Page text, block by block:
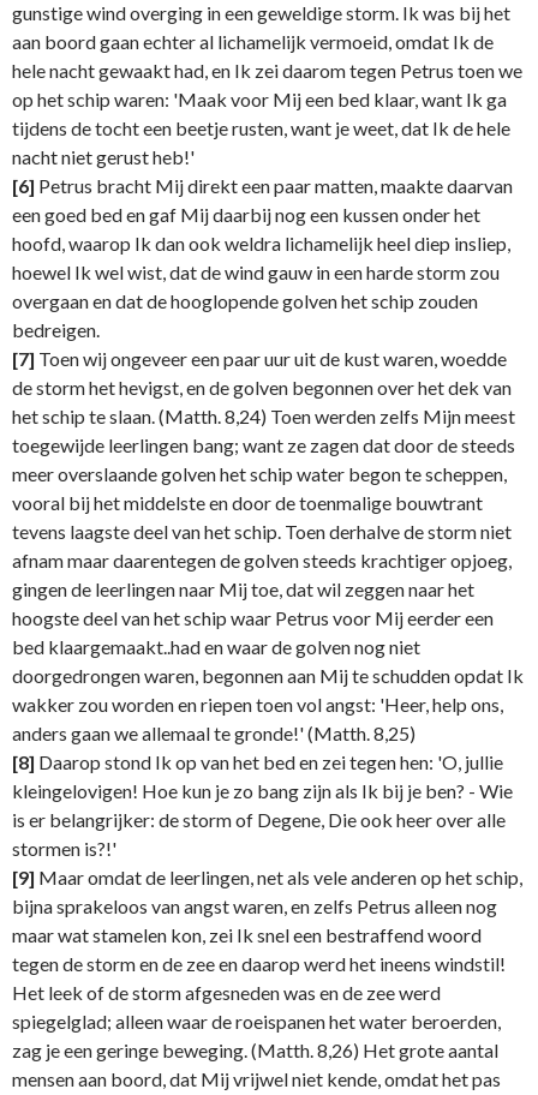
gunstige wind overging in een geweldige storm. Ik was bij het
aan boord gaan echter al lichamelijk vermoeid, omdat Ik de
hele nacht gewaakt had, en Ik zei daarom tegen Petrus toen we
op het schip waren: 'Maak voor Mij een bed klaar, want Ik ga
tijdens de tocht een beetje rusten, want je weet, dat Ik de hele
nacht niet gerust heb!'
[6] Petrus bracht Mij direkt een paar matten, maakte daarvan
een goed bed en gaf Mij daarbij nog een kussen onder het
hoofd, waarop Ik dan ook weldra lichamelijk heel diep insliep,
hoewel Ik wel wist, dat de wind gauw in een harde storm zou
overgaan en dat de hooglopende golven het schip zouden
bedreigen.
[7] Toen wij ongeveer een paar uur uit de kust waren, woedde
de storm het hevigst, en de golven begonnen over het dek van
het schip te slaan. (Matth. 8,24) Toen werden zelfs Mijn meest
toegewijde leerlingen bang; want ze zagen dat door de steeds
meer overslaande golven het schip water begon te scheppen,
vooral bij het middelste en door de toenmalige bouwtrant
tevens laagste deel van het schip. Toen derhalve de storm niet
afnam maar daarentegen de golven steeds krachtiger opjoeg,
gingen de leerlingen naar Mij toe, dat wil zeggen naar het
hoogste deel van het schip waar Petrus voor Mij eerder een
bed klaargemaakt..had en waar de golven nog niet
doorgedrongen waren, begonnen aan Mij te schudden opdat Ik
wakker zou worden en riepen toen vol angst: 'Heer, help ons,
anders gaan we allemaal te gronde!' (Matth. 8,25)
[8] Daarop stond Ik op van het bed en zei tegen hen: 'O, jullie
kleingelovigen! Hoe kun je zo bang zijn als Ik bij je ben? - Wie
is er belangrijker: de storm of Degene, Die ook heer over alle
stormen is?!'
[9] Maar omdat de leerlingen, net als vele anderen op het schip,
bijna sprakeloos van angst waren, en zelfs Petrus alleen nog
maar wat stamelen kon, zei Ik snel een bestraffend woord
tegen de storm en de zee en daarop werd het ineens windstil!
Het leek of de storm afgesneden was en de zee werd
spiegelglad; alleen waar de roeispanen het water beroerden,
zag je een geringe beweging. (Matth. 8,26) Het grote aantal
mensen aan boord, dat Mij vrijwel niet kende, omdat het pas